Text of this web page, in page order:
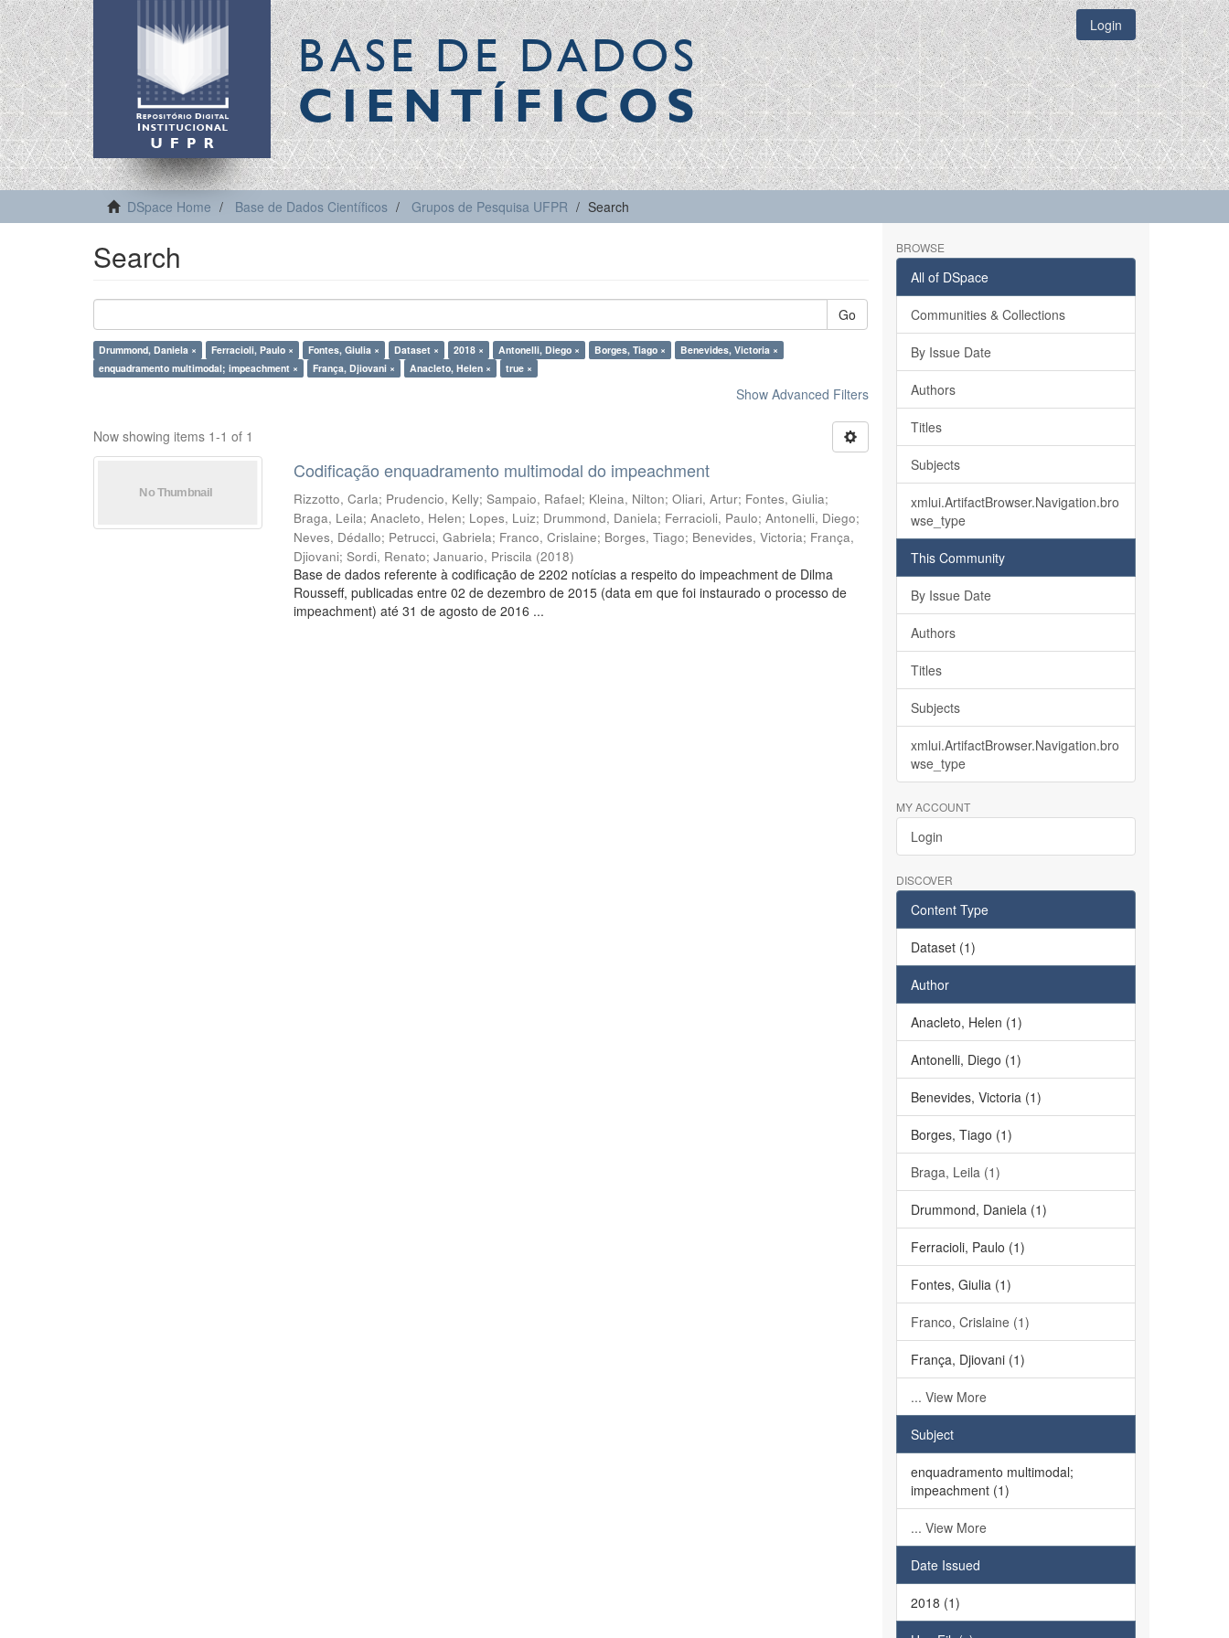
BASE DE DADOS
CIENTÍFICOS
Login
DSpace Home Base de Dados Científicos Grupos de Pesquisa UFPR Search
Search
Go
Drummond, Daniela × Ferracioli, Paulo × Fontes, Giulia × Dataset × 2018 × Antonelli, Diego × Borges, Tiago ×
Benevides, Victoria ×
enquadramento multimodal; impeachment ×
França, Djiovani × Anacleto, Helen × true ×
Show Advanced Filters
Now showing items 1-1 of 1
Codificação enquadramento multimodal do impeachment
Rizzotto, Carla; Prudencio, Kelly;Sampaio, Rafael; Kleina, Nilton;Oliari, Artur; Fontes, Giulia;
Braga, Leila;Anacleto, Helen; Lopes, Luiz; Drummond, Daniela; Ferracioli, Paulo;Antonelli, Diego;
Neves, Dédallo; Petrucci, Gabriela; Franco, Crislaine; Borges, Tiago; Benevides, Victoria; França,
Djiovani;Sordi, Renato;Januario, Priscila (2018)
Base de dados referente à codificação de 2202 notícias a respeito do impeachment de Dilma
Rousseff, publicadas entre 02 de dezembro de 2015 (data em que foi instaurado o processo de
impeachment) até 31 de agosto de 2016 ...
BROWSE
All of DSpace
Communities & Collections
By Issue Date
Authors
Titles
Subjects
xmlui.ArtifactBrowser.Navigation.bro
wse_type
This Community
By Issue Date
Authors
Titles
Subjects
xmlui.ArtifactBrowser.Navigation.bro
wse_type
MY ACCOUNT
Login
DISCOVER
Content Type
Dataset (1)
Author
Anacleto, Helen (1)
Antonelli, Diego (1)
Benevides, Victoria (1)
Borges, Tiago (1)
Braga, Leila (1)
Drummond, Daniela (1)
Ferracioli, Paulo (1)
Fontes, Giulia (1)
Franco, Crislaine (1)
França, Djiovani (1)
... View More
Subject
enquadramento multimodal;
impeachment (1)
... View More
Date Issued
2018 (1)